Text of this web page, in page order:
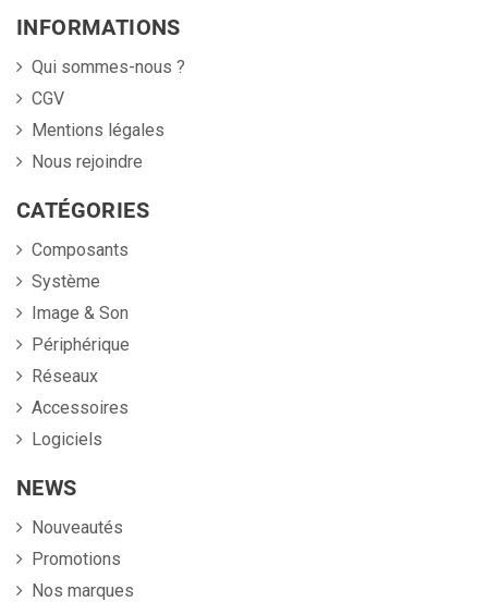
INFORMATIONS
Qui sommes-nous ?
CGV
Mentions légales
Nous rejoindre
CATÉGORIES
Composants
Système
Image & Son
Périphérique
Réseaux
Accessoires
Logiciels
NEWS
Nouveautés
Promotions
Nos marques